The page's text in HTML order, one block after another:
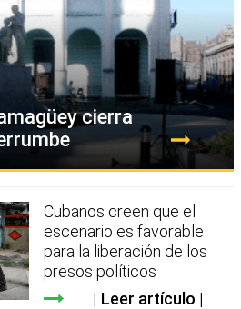
cierra
Cubanos creen que el
escenario es favorable
para la liberación de los
presos políticos
Leer artículo